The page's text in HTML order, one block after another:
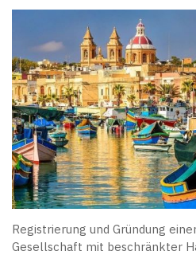
Registrierung und Gründung
Gesellschaft mit beschränkter